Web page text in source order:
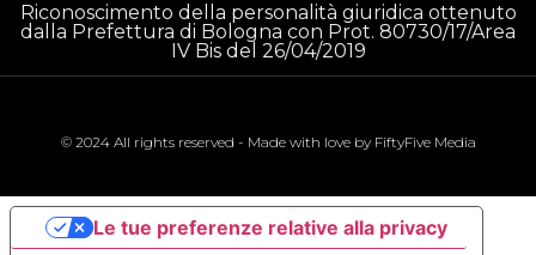
Riconoscimento della personalità giuridica ottenuto
dalla Prefettura di Bologna con Prot. 80730/17/Area
IV Bis del 26/04/2019
© 2024 All rights reserved - Made with love by FiftyFive Media
Le tue preferenze relative alla privacy